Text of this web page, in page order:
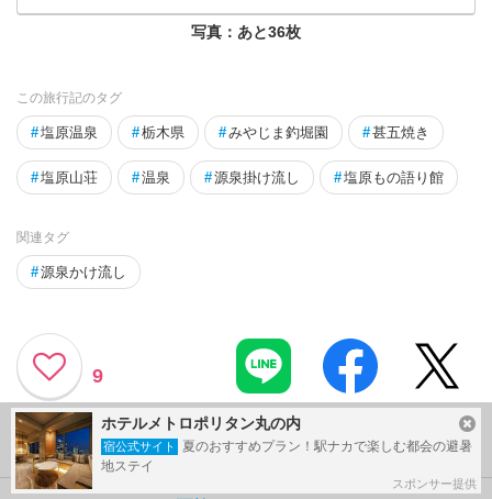
写真：あと36枚
この旅行記のタグ
#塩原温泉 #栃木県 #みやじま釣堀園 #甚五焼き
#塩原山荘 #温泉 #源泉掛け流し #塩原もの語り館
関連タグ
#源泉かけ流し
9
利用規約に違反している投稿は、報告する事ができます。 問題のある投稿を連絡する
ホテルメトロポリタン丸の内
宿公式サイト
夏のおすすめプラン！駅ナカで楽しむ都会の避暑
地ステイ
スポンサー提供